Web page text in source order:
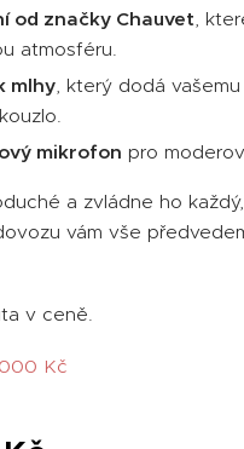
od značky Chauvet,
atmosféru.
mlhy, který dodá
mikrofon pro
a zvládne ho
vám vše
v ceně.
Kč